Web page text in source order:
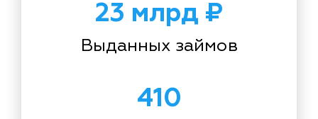
23 млрд ₽
Выданных займов
410